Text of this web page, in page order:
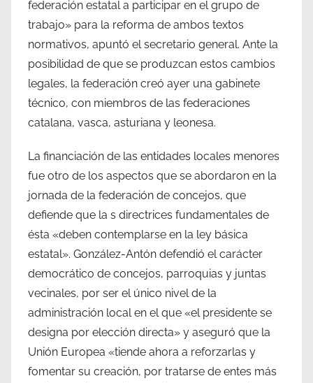
federación estatal a participar en el grupo de
trabajo» para la reforma de ambos textos
normativos, apuntó el secretario general. Ante la
posibilidad de que se produzcan estos cambios
legales, la federación creó ayer una gabinete
técnico, con miembros de las federaciones
catalana, vasca, asturiana y leonesa.
La financiación de las entidades locales menores
fue otro de los aspectos que se abordaron en la
jornada de la federación de concejos, que
defiende que la s directrices fundamentales de
ésta «deben contemplarse en la ley básica
estatal». González-Antón defendió el carácter
democrático de concejos, parroquias y juntas
vecinales, por ser el único nivel de la
administración local en el que «el presidente se
designa por elección directa» y aseguró que la
Unión Europea «tiende ahora a reforzarlas y
fomentar su creación, por tratarse de entes más